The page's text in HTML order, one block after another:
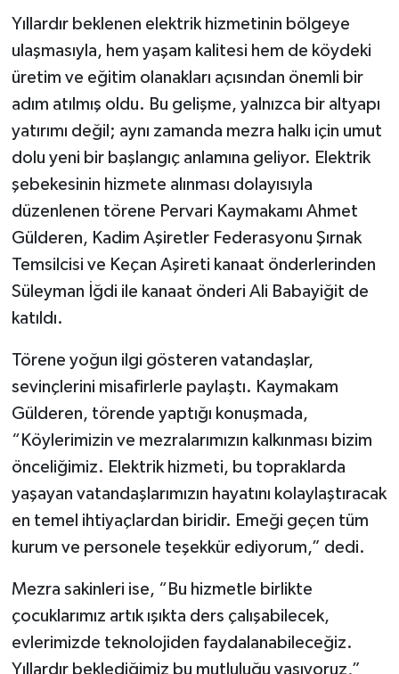
Yıllardır beklenen elektrik hizmetinin bölgeye
ulaşmasıyla, hem yaşam kalitesi hem de köydeki
üretim ve eğitim olanakları açısından önemli bir
adım atılmış oldu. Bu gelişme, yalnızca bir altyapı
yatırımı değil; aynı zamanda mezra halkı için umut
dolu yeni bir başlangıç anlamına geliyor. Elektrik
şebekesinin hizmete alınması dolayısıyla
düzenlenen törene Pervari Kaymakamı Ahmet
Gülderen, Kadim Aşiretler Federasyonu Şırnak
Temsilcisi ve Keçan Aşireti kanaat önderlerinden
Süleyman İğdi ile kanaat önderi Ali Babayiğit de
katıldı.
Törene yoğun ilgi gösteren vatandaşlar,
sevinçlerini misafirlerle paylaştı. Kaymakam
Gülderen, törende yaptığı konuşmada,
“Köylerimizin ve mezralarımızın kalkınması bizim
önceliğimiz. Elektrik hizmeti, bu topraklarda
yaşayan vatandaşlarımızın hayatını kolaylaştıracak
en temel ihtiyaçlardan biridir. Emeği geçen tüm
kurum ve personele teşekkür ediyorum,” dedi.
Mezra sakinleri ise, “Bu hizmetle birlikte
çocuklarımız artık ışıkta ders çalışabilecek,
evlerimizde teknolojiden faydalanabileceğiz.
Yıllardır beklediğimiz bu mutluluğu yaşıyoruz,”